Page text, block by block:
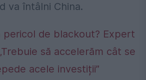
va întâlni China.
pericol de blackout? Expert
să accelerăm cât se
acele investiții”